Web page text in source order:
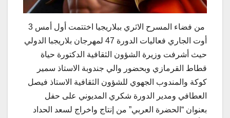
من فضاء المسرح الاثري ببلاريجيا اختتمت أول أمس 3
أوت الجاري فعاليات الدورة 47 لمهرجان بلاريجبا الدولي
حيث أشرفت وزيرة الشؤون الثقافية الدكتورة حياة
قطاط القرمازي وبحضور والي جندوبة الاستاذ سمير
كوكة والمندوب الجهوي للشؤون الثقافية الاستاذ فيصل
العطافي ومدير الدورة شكري المديوني على حفل
بعنوان “الحضرة العربي” من إنتاج واخراج لسعد الحداد